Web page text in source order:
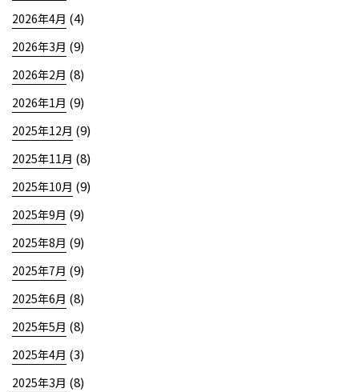
2026年4月 (4)
2026年3月 (9)
2026年2月 (8)
2026年1月 (9)
2025年12月 (9)
2025年11月 (8)
2025年10月 (9)
2025年9月 (9)
2025年8月 (9)
2025年7月 (9)
2025年6月 (8)
2025年5月 (8)
2025年4月 (3)
2025年3月 (8)